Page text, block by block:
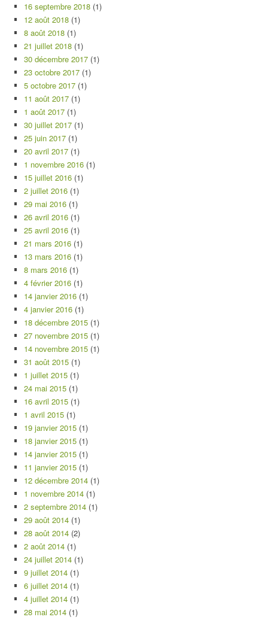
16 septembre 2018 (1)
12 août 2018 (1)
8 août 2018 (1)
21 juillet 2018 (1)
30 décembre 2017 (1)
23 octobre 2017 (1)
5 octobre 2017 (1)
11 août 2017 (1)
1 août 2017 (1)
30 juillet 2017 (1)
25 juin 2017 (1)
20 avril 2017 (1)
1 novembre 2016 (1)
15 juillet 2016 (1)
2 juillet 2016 (1)
29 mai 2016 (1)
26 avril 2016 (1)
25 avril 2016 (1)
21 mars 2016 (1)
13 mars 2016 (1)
8 mars 2016 (1)
4 février 2016 (1)
14 janvier 2016 (1)
4 janvier 2016 (1)
18 décembre 2015 (1)
27 novembre 2015 (1)
14 novembre 2015 (1)
31 août 2015 (1)
1 juillet 2015 (1)
24 mai 2015 (1)
16 avril 2015 (1)
1 avril 2015 (1)
19 janvier 2015 (1)
18 janvier 2015 (1)
14 janvier 2015 (1)
11 janvier 2015 (1)
12 décembre 2014 (1)
1 novembre 2014 (1)
2 septembre 2014 (1)
29 août 2014 (1)
28 août 2014 (2)
2 août 2014 (1)
24 juillet 2014 (1)
9 juillet 2014 (1)
6 juillet 2014 (1)
4 juillet 2014 (1)
28 mai 2014 (1)